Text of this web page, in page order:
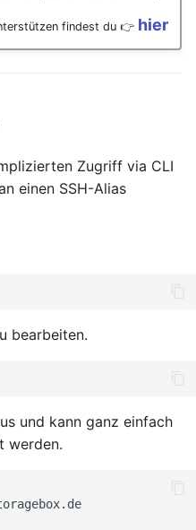
findest du 👉 hier
Zugriff via CLI
einen SSH-Alias
bearbeiten.
und kann ganz einfach
werden.